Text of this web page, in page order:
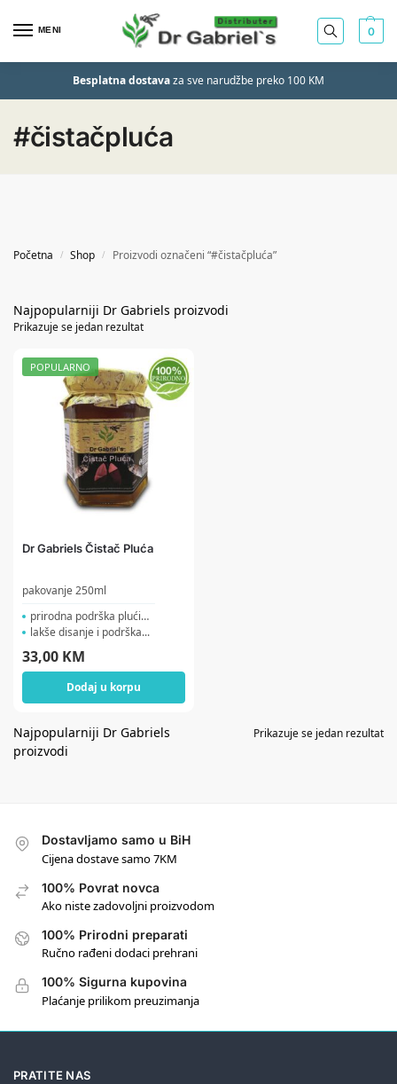
MENI 0
Besplatna dostavaza sve narudžbe preko 100 KM
#čistačpluća
Početna / Shop / Proizvodi označeni “#čistačpluća”
Prikazuje se jedan rezultat
POPULARNO
Dr Gabriels Čistač Pluća
pakovanje 250ml
prirodna podrška plućim...
lakše disanje i podrška...
33,00 KM
Dodaj u korpu
Prikazuje se jedan rezultat
Dostavljamo samo u BiH
Cijena dostave samo 7KM
100% Povrat novca
Ako niste zadovoljni proizvodom
100% Prirodni preparati
Ručno rađeni dodaci prehrani
100% Sigurna kupovina
Plaćanje prilikom preuzimanja
PRATITE NAS